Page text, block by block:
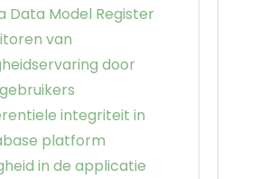
Data Model Register
van
door
integriteit in
platform
in de applicatie